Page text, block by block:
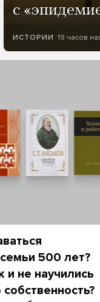
с
ИСТОРИИ 19 часов
500 лет?
и не научились